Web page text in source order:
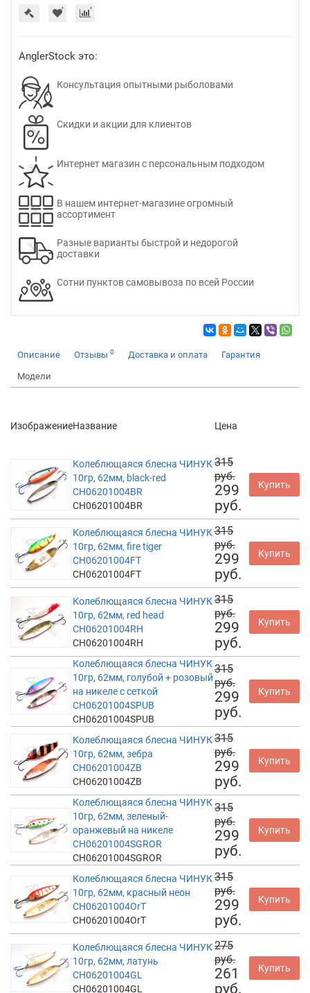
AnglerStock это:
Консультация опытными рыболовами
Скидки и акции для клиентов
Интернет магазин с персональным подходом
В нашем интернет-магазине огромный
ассортимент
Разные варианты быстрой и недорогой
доставки
Сотни пунктов самовывоза по всей России
Описание Отзывы 0 Доставка и оплата Гарантия
Модели
ИзображениеНазвание Цена
Колеблющаяся блесна ЧИНУК
10гр, 62мм, black-red
CH06201004BR
CH06201004BR
315
руб.
299
руб.
Купить
Колеблющаяся блесна ЧИНУК
10гр, 62мм, fire tiger
CH06201004FT
CH06201004FT
315
руб.
299
руб.
Купить
Колеблющаяся блесна ЧИНУК
10гр, 62мм, red head
CH06201004RH
CH06201004RH
315
руб.
299
руб.
Купить
Колеблющаяся блесна ЧИНУК
10гр, 62мм, голубой + розовый
на никеле с сеткой
CH06201004SPUB
CH06201004SPUB
315
руб.
299
руб.
Купить
Колеблющаяся блесна ЧИНУК
10гр, 62мм, зебра
CH06201004ZB
CH06201004ZB
315
руб.
299
руб.
Купить
Колеблющаяся блесна ЧИНУК
10гр, 62мм, зеленый-
оранжевый на никеле
CH06201004SGROR
CH06201004SGROR
315
руб.
299
руб.
Купить
Колеблющаяся блесна ЧИНУК
10гр, 62мм, красный неон
CH06201004OrT
CH06201004OrT
315
руб.
299
руб.
Купить
Колеблющаяся блесна ЧИНУК
10гр, 62мм, латунь
CH06201004GL
CH06201004GL
275
руб.
261
руб.
Купить